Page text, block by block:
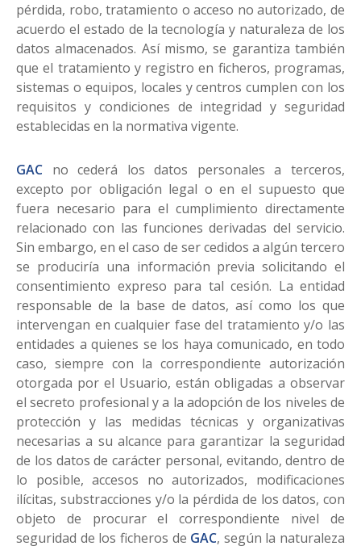
pérdida, robo, tratamiento o acceso no autorizado, de
acuerdo el estado de la tecnología y naturaleza de los
datos almacenados. Así mismo, se garantiza también
que el tratamiento y registro en ficheros, programas,
sistemas o equipos, locales y centros cumplen con los
requisitos y condiciones de integridad y seguridad
establecidas en la normativa vigente.
GAC no cederá los datos personales a terceros,
excepto por obligación legal o en el supuesto que
fuera necesario para el cumplimiento directamente
relacionado con las funciones derivadas del servicio.
Sin embargo, en el caso de ser cedidos a algún tercero
se produciría una información previa solicitando el
consentimiento expreso para tal cesión. La entidad
responsable de la base de datos, así como los que
intervengan en cualquier fase del tratamiento y/o las
entidades a quienes se los haya comunicado, en todo
caso, siempre con la correspondiente autorización
otorgada por el Usuario, están obligadas a observar
el secreto profesional y a la adopción de los niveles de
protección y las medidas técnicas y organizativas
necesarias a su alcance para garantizar la seguridad
de los datos de carácter personal, evitando, dentro de
lo posible, accesos no autorizados, modificaciones
ilícitas, substracciones y/o la pérdida de los datos, con
objeto de procurar el correspondiente nivel de
seguridad de los ficheros de GAC, según la naturaleza